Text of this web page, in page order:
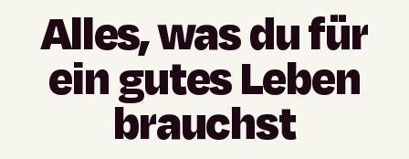
Alles,wasdufür
eingutesLeben
brauchst